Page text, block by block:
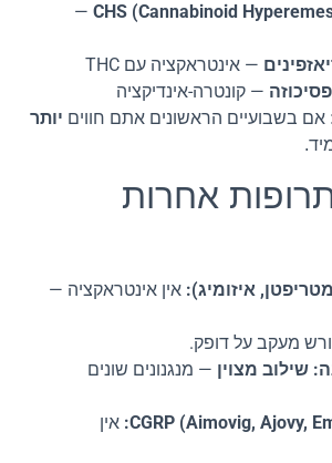
CHS (Cannabinoid
—
— אינטראקציה עם THC
— קונטרה-אינדיקציה
אם בשבועיים הראשונים אתם חווים יותר
אחרות
איזומיג): אין אינטראקציה —
מעקב על דופק.
שילוב מצוין — מנגנונים שונים
אין